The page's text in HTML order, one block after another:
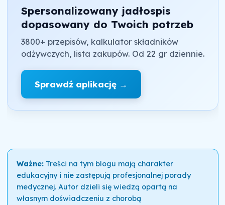
Spersonalizowany jadłospis
dopasowany do Twoich potrzeb
3800+ przepisów, kalkulator składników
odżywczych, lista zakupów. Od 22 gr dziennie.
Sprawdź aplikację →
Ważne:Treści na tym blogu mają charakter
edukacyjny i nie zastępują profesjonalnej porady
medycznej. Autor dzieli się wiedzą opartą na
własnym doświadczeniu z chorobą